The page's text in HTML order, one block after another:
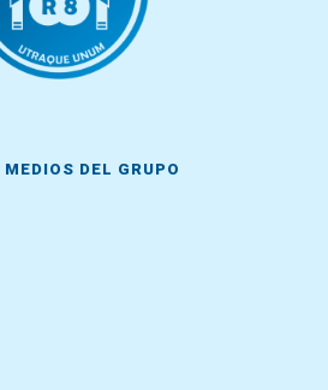
MEDIOS DEL GRUPO